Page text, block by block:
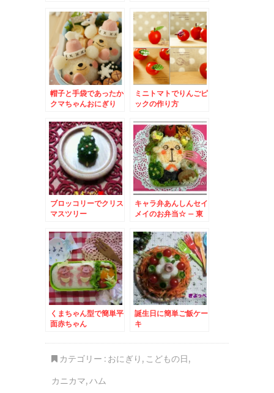
帽子と手袋であったか
クマちゃんおにぎり
ミニトマトでりんごピ
ックの作り方
ブロッコリーでクリス
マスツリー
キャラ弁あんしんセイ
メイのお弁当☆ – 東
羊の執事さん♪
くまちゃん型で簡単平
面赤ちゃん
誕生日に簡単ご飯ケー
キ
カテゴリー : おにぎり , こどもの日,
カニカマ,ハム